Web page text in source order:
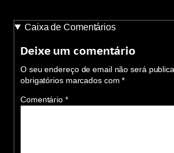
Caixa de Comentários
Deixe um comentário
O seu endereço de email não será
obrigatórios marcados com*
Comentário *